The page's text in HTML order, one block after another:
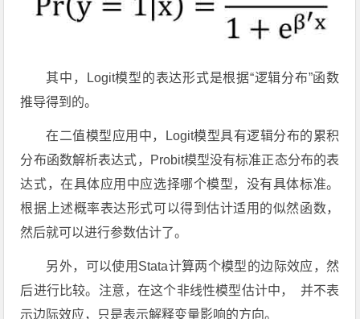
其中，Logit模型的表达形式是根据“逻辑分布”函数
推导得到的。
在二值模型应用中，Logit模型具有逻辑分布的累积
分布函数解析表达式，Probit模型没有标准正态分布的表
达式，在具体应用中应选择哪个模型，没有具体标准。
根据上述概率表达形式可以得到估计适用的似然函数，
然后就可以进行参数估计了。
另外，可以使用Stata计算两个模型的边际效应，然
后进行比较。注意，在这个非线性模型估计中， 并不表
示边际效应，只是表示解释变量影响的方向。